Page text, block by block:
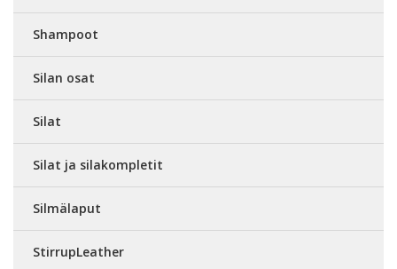
Shampoot
Silan osat
Silat
Silat ja silakompletit
Silmälaput
StirrupLeather